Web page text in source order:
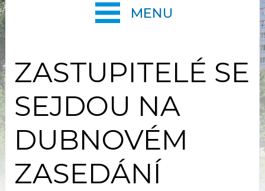
ZASTUPITELÉ SE
SEJDOU NA
DUBNOVÉM
ZASEDÁNÍ
MENU